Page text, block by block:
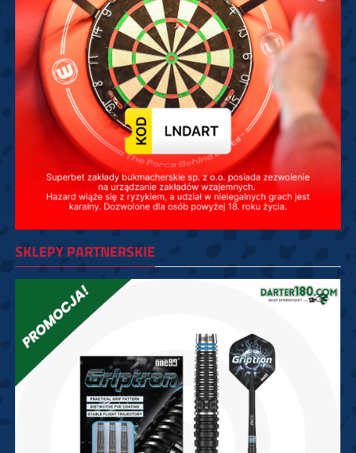
SKLEPY PARTNERSKIE